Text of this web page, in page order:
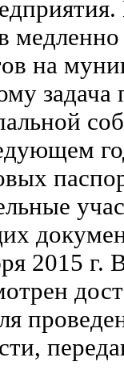
на
задача
2015 г.